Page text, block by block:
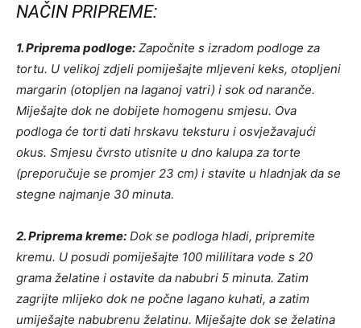
NAČIN PRIPREME:
1. Priprema podloge: Započnite s izradom podloge za
tortu. U velikoj zdjeli pomiješajte mljeveni keks, otopljeni
margarin (otopljen na laganoj vatri) i sok od naranče.
Miješajte dok ne dobijete homogenu smjesu. Ova
podloga će torti dati hrskavu teksturu i osvježavajući
okus. Smjesu čvrsto utisnite u dno kalupa za torte
(preporučuje se promjer 23 cm) i stavite u hladnjak da se
stegne najmanje 30 minuta.
2. Priprema kreme: Dok se podloga hladi, pripremite
kremu. U posudi pomiješajte 100 mililitara vode s 20
grama želatine i ostavite da nabubri 5 minuta. Zatim
zagrijte mlijeko dok ne počne lagano kuhati, a zatim
umiješajte nabubrenu želatinu. Miješajte dok se želatina